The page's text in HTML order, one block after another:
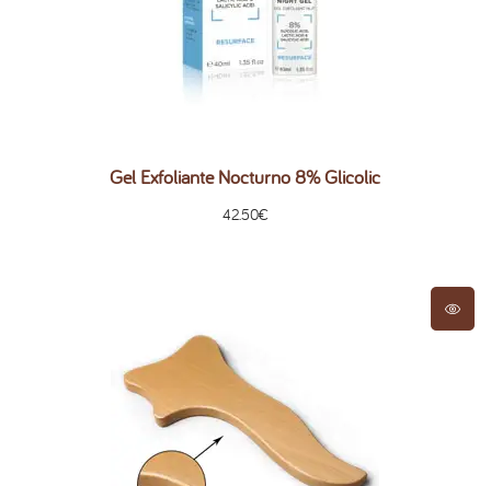
Gel Exfoliante Nocturno 8% Glicolic
42.50€